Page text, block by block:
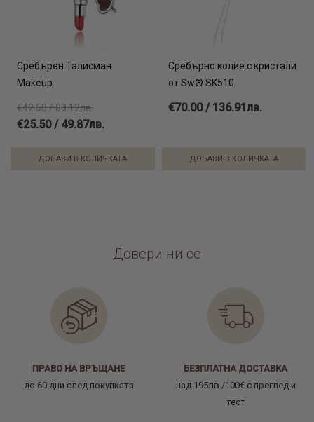
Сребърен Талисман
Makeup
€42.50 / 83.12лв.
€25.50 / 49.87лв.
ДОБАВИ В КОЛИЧКАТА
Сребърно колие с кристали
от Sw® SK510
€70.00 / 136.91лв.
ДОБАВИ В КОЛИЧКАТА
Довери ни се
ПРАВО НА ВРЪЩАНЕ
до 60 дни след покупката
БЕЗПЛАТНА ДОСТАВКА
над 195лв./100€ с преглед и
тест